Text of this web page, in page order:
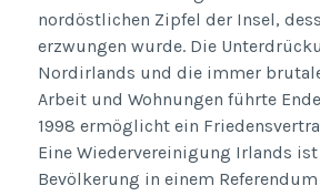
nordöstlichen Zipfel der Insel,
erzwungen wurde. Die
Nordirlands und die immer
Arbeit und Wohnungen führte
1998 ermöglicht ein
Eine Wiedervereinigung Irlands
Bevölkerung in einem